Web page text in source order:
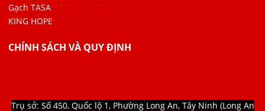
Gạch TASA
KING HOPE
CHÍNH SÁCH VÀ QUY ĐỊNH
Trụ sở: Số 450, Quốc lộ 1, Phường Long An, Tây Ninh (Long An